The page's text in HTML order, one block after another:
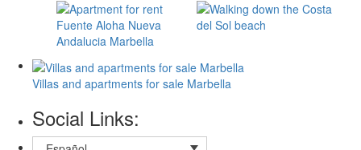
Villas and apartments for sale Marbella
Social Links: